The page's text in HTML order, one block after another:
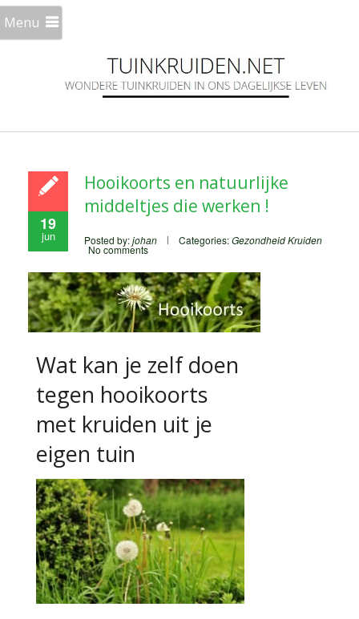
Menu
19
jun
Hooikoorts en natuurlijke
middeltjes die werken !
Posted by:johan Categories:GezondheidKruiden
No comments
Wat kan je zelf doen
tegen hooikoorts
met kruiden uit je
eigen tuin